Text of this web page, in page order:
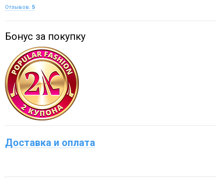
Отзывов: 5
Бонус за покупку
Доставка и оплата